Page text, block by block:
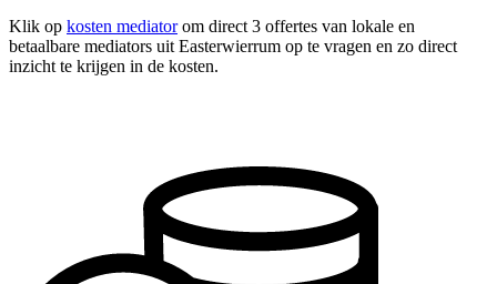
Klik op kosten mediatorom direct 3 offertes van lokale en
betaalbare mediators uit Easterwierrum op te vragen en zo direct
inzicht te krijgen in de kosten.